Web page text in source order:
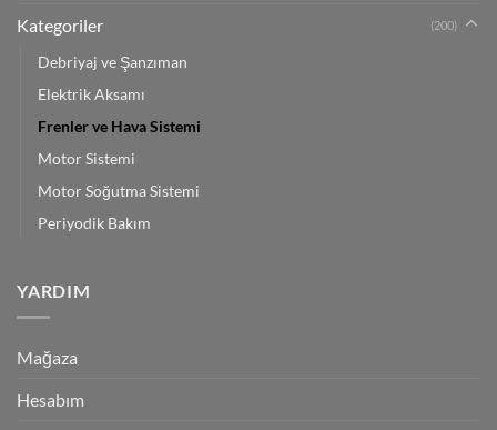
Kategoriler (200)
Debriyaj ve Şanzıman
Elektrik Aksamı
Frenler ve Hava Sistemi
Motor Sistemi
Motor Soğutma Sistemi
Periyodik Bakım
YARDIM
Mağaza
Hesabım